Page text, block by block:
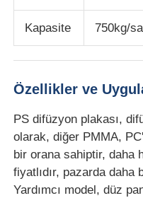
Kapasite 750kg/sa
Özellikler ve
PS difüzyon plakası,
olarak, diğer PMMA,
bir orana sahiptir, daha
fiyatlıdır, pazarda
Yardımcı model, düz